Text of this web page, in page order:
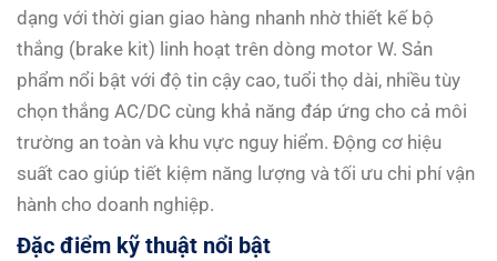
dạng với thời gian giao hàng nhanh nhờ thiết kế bộ
thắng (brake kit) linh hoạt trên dòng motor W. Sản
phẩm nổi bật với độ tin cậy cao, tuổi thọ dài, nhiều tùy
chọn thắng AC/DC cùng khả năng đáp ứng cho cả môi
trường an toàn và khu vực nguy hiểm. Động cơ hiệu
suất cao giúp tiết kiệm năng lượng và tối ưu chi phí vận
hành cho doanh nghiệp.
Đặc điểm kỹ thuật nổi bật